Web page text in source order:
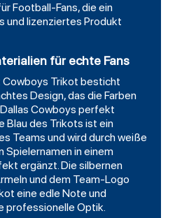
Football-Fans, die ein
und lizenziertes Produkt
für echte Fans
Cowboys Trikot besticht
Design, das die Farben
Cowboys perfekt
Blau des Trikots ist ein
Teams und wird durch weiße
Spielernamen in einem
ergänzt. Die silbernen
und dem Team-Logo
eine edle Note und
professionelle Optik.